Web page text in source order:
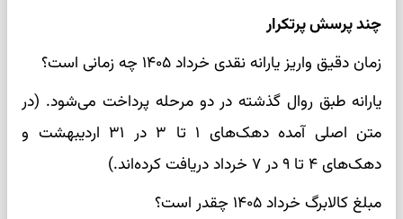
چند پرسش پرتکرار
زمان دقیق واریز یارانه نقدی خرداد ۱۴۰۵ چه زمانی است؟
یارانه طبق روال گذشته در دو مرحله پرداخت می‌شود. (در
متن اصلی آمده دهک‌های ۱ تا ۳ در ۳۱ اردیبهشت و
دهک‌های ۴ تا ۹ در ۷ خرداد دریافت کرده‌اند.)
مبلغ کالابرگ خرداد ۱۴۰۵ چقدر است؟